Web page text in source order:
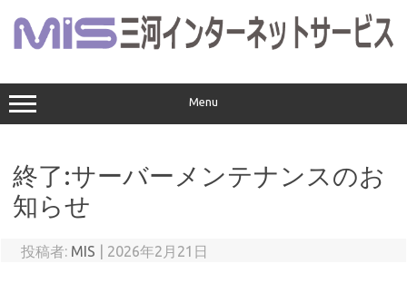
ス
キ
ッ
Menu
終了:サーバーメンテナンスのお
知らせ
投稿者: MIS 2026年2月21日